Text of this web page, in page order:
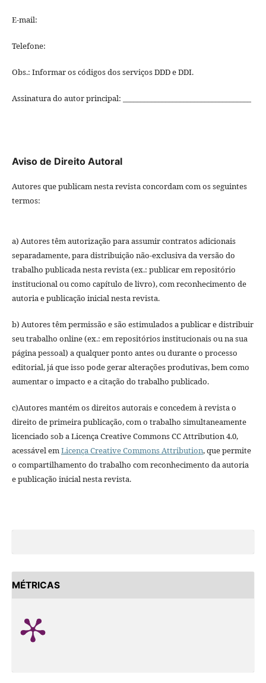
E-mail:
Telefone:
Obs.: Informar os códigos dos serviços DDD e DDI.
Assinatura do autor principal: ____________________________________
Aviso de Direito Autoral
Autores que publicam nesta revista concordam com os seguintes
termos:
a) Autores têm autorização para assumir contratos adicionais
separadamente, para distribuição não-exclusiva da versão do
trabalho publicada nesta revista (ex.: publicar em repositório
institucional ou como capítulo de livro), com reconhecimento de
autoria e publicação inicial nesta revista.
b) Autores têm permissão e são estimulados a publicar e distribuir
seu trabalho online (ex.: em repositórios institucionais ou na sua
página pessoal) a qualquer ponto antes ou durante o processo
editorial, já que isso pode gerar alterações produtivas, bem como
aumentar o impacto e a citação do trabalho publicado.
c)Autores mantém os direitos autorais e concedem à revista o
direito de primeira publicação, com o trabalho simultaneamente
licenciado sob a Licença Creative Commons CC Attribution 4.0,
acessável emLicença Creative Commons Attribution, que permite
o compartilhamento do trabalho com reconhecimento da autoria
e publicação inicial nesta revista.
MÉTRICAS